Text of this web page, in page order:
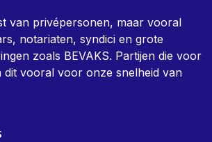
van privépersonen, maar vooral
notariaten, syndici en grote
zoals BEVAKS. Partijen die voor
dit vooral voor onze snelheid van